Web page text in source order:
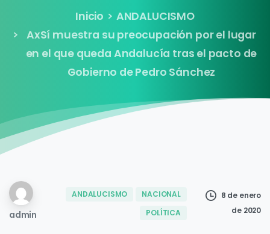
Inicio
ANDALUCISMO
AxSí muestra su preocupación por el lugar
en el que queda Andalucía tras el pacto de
Gobierno de Pedro Sánchez
admin
ANDALUCISMO
NACIONAL
POLÍTICA
8 de enero
de 2020